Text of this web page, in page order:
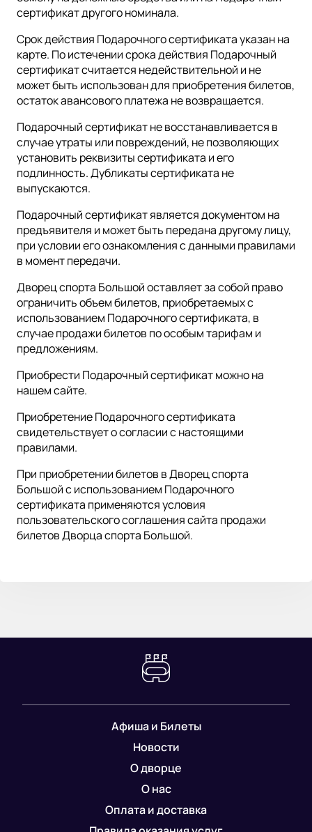
сертификат другого номинала.
Срок действия Подарочного сертификата указан на
карте. По истечении срока действия Подарочный
сертификат считается недействительной и не
может быть использован для приобретения билетов,
остаток авансового платежа не возвращается.
Подарочный сертификат не восстанавливается в
случае утраты или повреждений, не позволяющих
установить реквизиты сертификата и его
подлинность. Дубликаты сертификата не
выпускаются.
Подарочный сертификат является документом на
предъявителя и может быть передана другому лицу,
при условии его ознакомления с данными правилами
в момент передачи.
Дворец спорта Большой оставляет за собой право
ограничить объем билетов, приобретаемых с
использованием Подарочного сертификата, в
случае продажи билетов по особым тарифам и
предложениям.
Приобрести Подарочный сертификат можно на
нашем сайте.
Приобретение Подарочного сертификата
свидетельствует о согласии с настоящими
правилами.
При приобретении билетов в Дворец спорта
Большой с использованием Подарочного
сертификата применяются условия
пользовательского соглашения сайта продажи
билетов Дворца спорта Большой.
Афиша и Билеты
Новости
О дворце
О нас
Оплата и доставка